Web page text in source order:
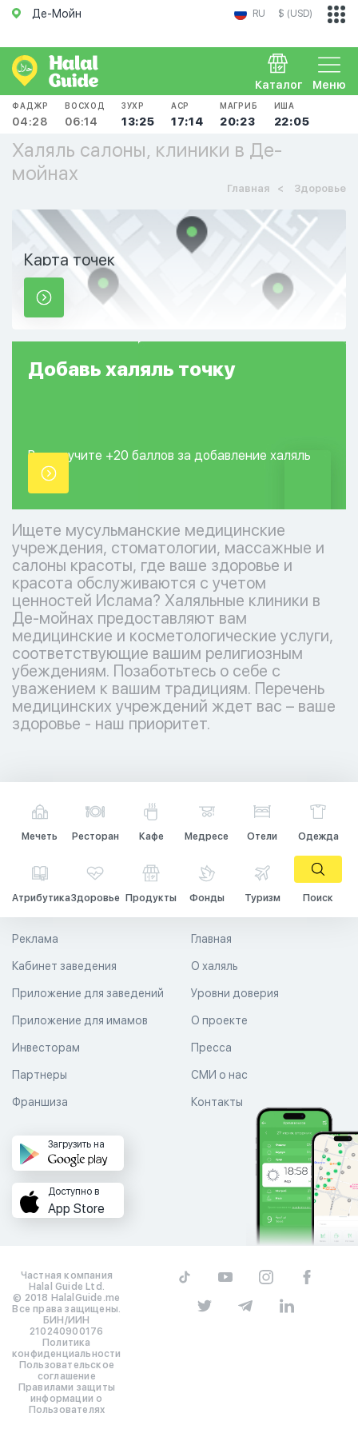
Де-Мойн RU $ (USD)
Меню
Каталог
ФАДЖР
04:28
ВОСХОД
06:14
ЗУХР
13:25
АСР
17:14
МАГРИБ
20:23
ИША
22:05
Халяль салоны, клиники в Де-
мойнах
Главная Здоровье
Карта точек
Добавь халяль точку
Вы получите +20 баллов за добавление халяль
точки.
Ищете мусульманские медицинские
учреждения, стоматологии, массажные и
салоны красоты, где ваше здоровье и
красота обслуживаются с учетом
ценностей Ислама? Халяльные клиники в
Де-мойнах предоставляют вам
медицинские и косметологические услуги,
соответствующие вашим религиозным
убеждениям. Позаботьтесь о себе с
уважением к вашим традициям. Перечень
медицинских учреждений ждет вас – ваше
здоровье - наш приоритет.
Мечеть Ресторан Кафе Медресе Отели Одежда
АтрибутикаЗдоровье Продукты Фонды Туризм Поиск
Главная
О халяль
Уровни доверия
Реклама
Кабинет заведения
Приложение для заведений
Приложение для имамов О проекте
Пресса
СМИ о нас
Контакты
Инвесторам
Партнеры
Франшиза
Загрузить на
Доступно в
App Store
Частная компания
Halal Guide Ltd.
© 2018 HalalGuide.me
Все права защищены.
БИН/ИИН
210240900176
Политика
конфиденциальности
Пользовательское
соглашение
Правилами защиты
информации о
Пользователях